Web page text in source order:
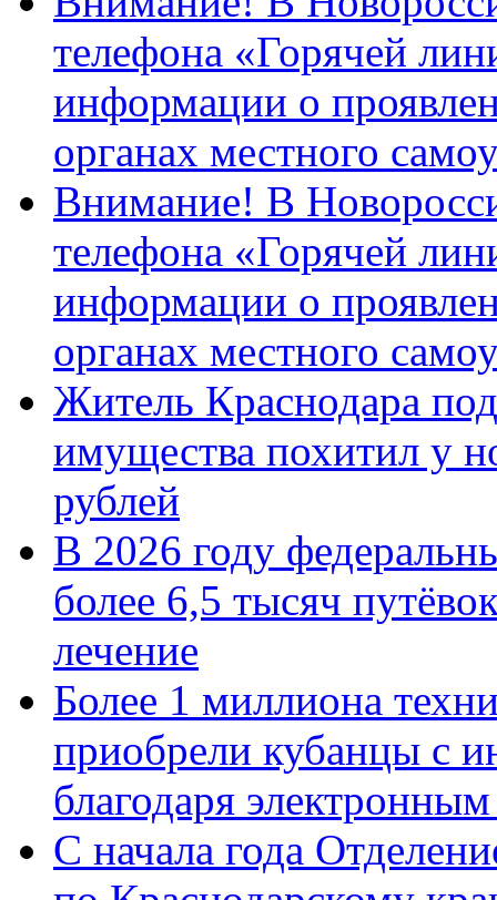
телефона «Горячей
информации о
органах местного
Внимание! В
телефона «Горячей
информации о
органах местного
Житель Краснодара
имущества похитил у
рублей
В 2026 году
более 6,5 тысяч
лечение
Более 1 миллиона
приобрели кубанцы с
благодаря
С начала года